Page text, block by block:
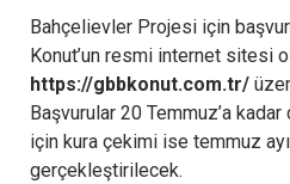
Bahçelievler Projesi için
Konut’un resmi internet sitesi
https://gbbkonut.com.tr/
Başvurular 20 Temmuz’a
için kura çekimi ise temmuz
gerçekleştirilecek.